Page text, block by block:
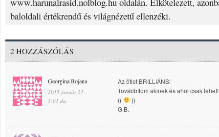
baloldali értékrendű és világnézetű ellenzéki.
2 HOZZÁSZÓLÁS
Georgina Bojana
2015 január 21
5:01 du.
Az ötlet BRILLIÁNS!
Továbbítom akinek és ahol csak lehet!
((
))
G.B.